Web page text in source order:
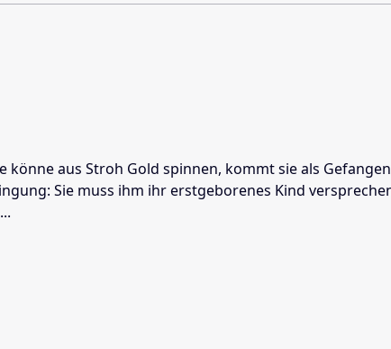
aus Stroh Gold spinnen, kommt sie als
Sie muss ihm ihr erstgeborenes Kind